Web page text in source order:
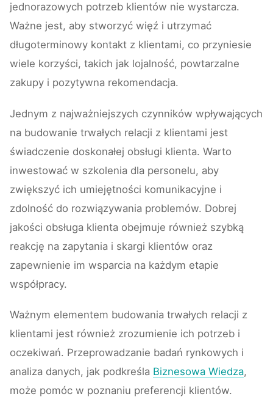
jednorazowych potrzeb klientów nie wystarcza.
Ważne jest, aby stworzyć więź i utrzymać
długoterminowy kontakt z klientami, co przyniesie
wiele korzyści, takich jak lojalność, powtarzalne
zakupy i pozytywna rekomendacja.
Jednym z najważniejszych czynników wpływających
na budowanie trwałych relacji z klientami jest
świadczenie doskonałej obsługi klienta. Warto
inwestować w szkolenia dla personelu, aby
zwiększyć ich umiejętności komunikacyjne i
zdolność do rozwiązywania problemów. Dobrej
jakości obsługa klienta obejmuje również szybką
reakcję na zapytania i skargi klientów oraz
zapewnienie im wsparcia na każdym etapie
współpracy.
Ważnym elementem budowania trwałych relacji z
klientami jest również zrozumienie ich potrzeb i
oczekiwań. Przeprowadzanie badań rynkowych i
analiza danych, jak podkreśla Biznesowa Wiedza,
może pomóc w poznaniu preferencji klientów.